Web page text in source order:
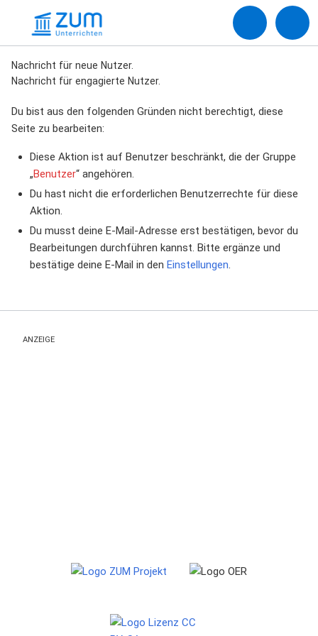
Nachricht für neue Nutzer.
Nachricht für engagierte Nutzer.
Du bist aus den folgenden Gründen nicht berechtigt, diese
Seite zu bearbeiten:
Diese Aktion ist auf Benutzer beschränkt, die der Gruppe
„Benutzer“ angehören.
Du hast nicht die erforderlichen Benutzerrechte für diese
Aktion.
Du musst deine E-Mail-Adresse erst bestätigen, bevor du
Bearbeitungen durchführen kannst. Bitte ergänze und
bestätige deine E-Mail in den Einstellungen.
ANZEIGE